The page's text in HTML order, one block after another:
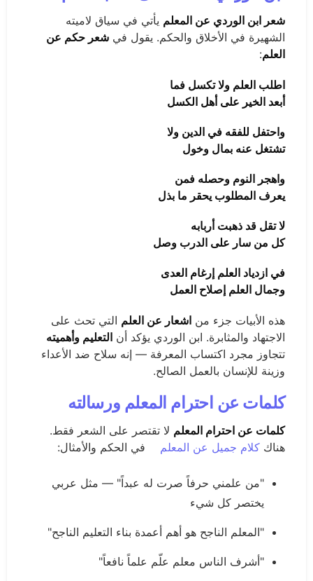
شعر ابن الوردي عن المعلم يأتي في سياق لاميته
الشهيرة في الأخلاق والحكم. يقول في شعر حكم عن
العلم:
اطلب العلم ولا تكسل فما
أبعد الخير على أهل الكسل
واحتفل للفقه في الدين ولا
تشتغل عنه بمال وخول
واهجر النوم وحصله فمن
يعرف المطلوب يحقر ما بذل
لا تقل قد ذهبت أربابه
كل من سار على الدرب وصل
في ازدياد العلم إرغام العدى
وجمال العلم إصلاح العمل
هذه الأبيات جزء من اشعار عن العلم التي تحث على
الاجتهاد والمثابرة. ابن الوردي يؤكد أن التعليم وأهميته
تتجاوز مجرد اكتساب المعرفة — إنه سلاح ضد الأعداء
وزينة للإنسان بالعمل الصالح.
كلمات عن احترام المعلم ورسالته
كلمات عن احترام المعلم لا تقتصر على الشعر فقط.
هناك كلام جميل عن المعلم في الحكم والأمثال:
"من علمني حرفاً صرت له عبداً" — مثل عربي
يختصر كل شيء
"المعلم الناجح هو أهم أعمدة بناء التعليم الناجح"
"أشرف الناس معلم علّم علماً نافعاً"